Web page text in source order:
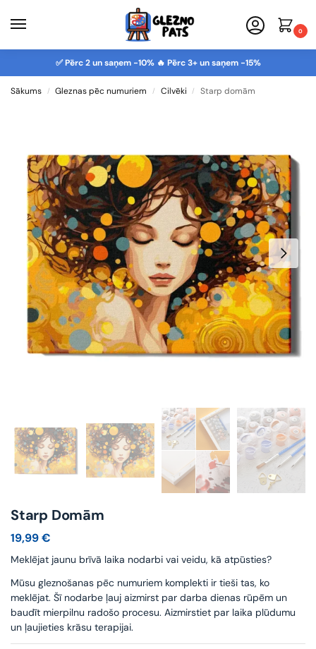
0
✅ Pērc 2 un saņem -10% 🔥 Pērc 3+ un saņem -15%
Sākums / Gleznas pēc numuriem / Cilvēki / Starp domām
Starp Domām
19,99€
Meklējat jaunu brīvā laika nodarbi vai veidu, kā atpūsties?
Mūsu gleznošanas pēc numuriem komplekti ir tieši tas, ko
meklējat. Šī nodarbe ļauj aizmirst par darba dienas rūpēm un
baudīt mierpilnu radošo procesu. Aizmirstiet par laika plūdumu
un ļaujieties krāsu terapijai.